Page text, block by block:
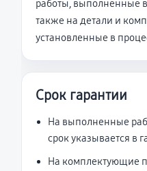
работы, выполненные
также на детали и
установленные в
Срок гарантии
На выполненные
срок указывается в
На комплектующие